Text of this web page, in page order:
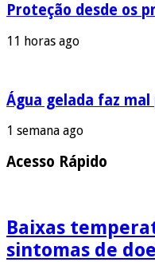
Proteção desde os
11 horas ago
Água gelada faz
1 semana ago
Acesso Rápido
Baixas
sintomas de